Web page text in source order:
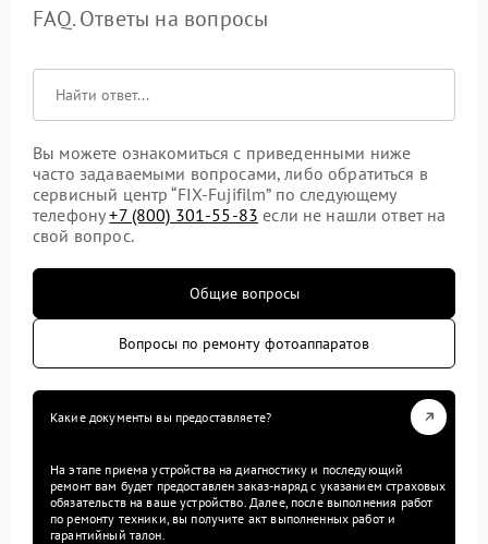
FAQ. Ответы на вопросы
Вы можете ознакомиться с приведенными ниже
часто задаваемыми вопросами, либо обратиться в
сервисный центр “FIX-Fujifilm” по следующему
телефону+7 (800) 301-55-83 если не нашли ответ на
свой вопрос.
Общие вопросы
Вопросы по ремонту фотоаппаратов
Какие документы вы предоставляете?
На этапе приема устройства на диагностику и последующий
ремонт вам будет предоставлен заказ-наряд с указанием страховых
обязательств на ваше устройство. Далее, после выполнения работ
по ремонту техники, вы получите акт выполненных работ и
гарантийный талон.